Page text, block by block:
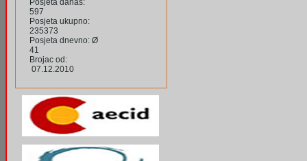
597
Posjeta ukupno:
235373
Posjeta dnevno: Ø
41
Brojac od:
07.12.2010